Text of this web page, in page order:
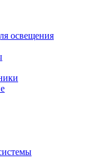
освещения